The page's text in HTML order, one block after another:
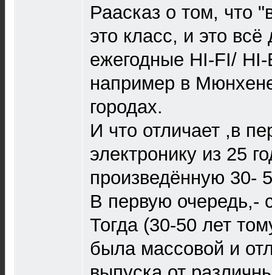
Раасказ о том, что
это класс, и это всё
ежегодные HI-FI/
например в
городах.
И что отличает ,в
электронику из 25
произведённую 30-
В первую очередь,-
Тогда (30-50 лет
была массовой и